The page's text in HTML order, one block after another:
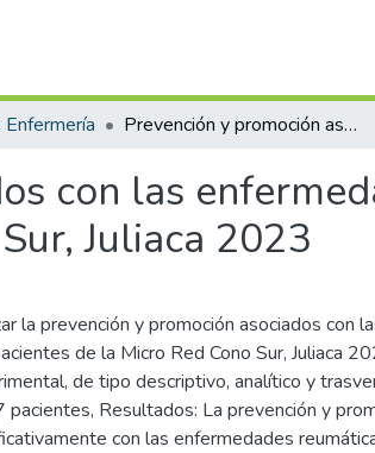
Enfermería Prevención y promoción asociados con las enfermedades reumáticas en pacientes de la Micro Red Cono Sur, Juliaca 2023
con las
Juliaca 2023
la prevención y promoción asociados con
de la Micro Red Cono Sur, Juliaca
de tipo descriptivo, analítico y
Resultados: La prevención y
con las enfermedades